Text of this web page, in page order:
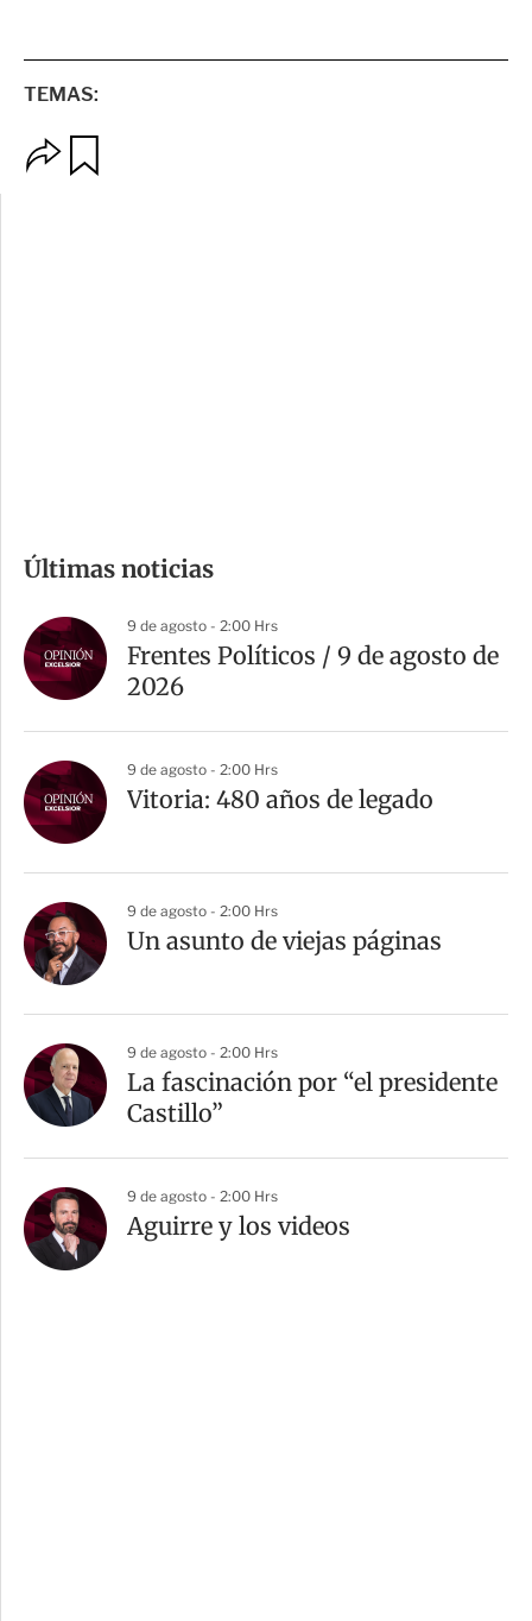
TEMAS:
p
p
a
r
t
Últimas noticias
9 de agosto - 2:00 Hrs
Frentes Políticos / 9 de agosto de
2026
9 de agosto - 2:00 Hrs
Vitoria: 480 años de legado
9 de agosto - 2:00 Hrs
Un asunto de viejas páginas
9 de agosto - 2:00 Hrs
La fascinación por “el presidente
Castillo”
9 de agosto - 2:00 Hrs
Aguirre y los videos